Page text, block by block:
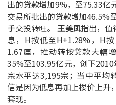
按揭快趣智识
按揭智库
楼按专栏
按揭百科
出的贷款增加9%，至75.33亿
交易所批出的贷款增加46.5%
手交投转旺。 王美凤指出，值
息，H按低至H+1.28%，H
1.67厘，推动转按贷款大幅
35%至103.95亿元，创下
宗水平达3,195宗；当中平均
信是因为低息再加上楼价上升
套现。